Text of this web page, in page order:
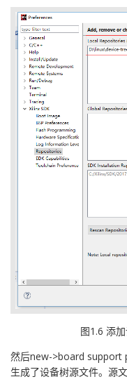
图1.6 添
然后new->board support
生成了设备树源文件。源